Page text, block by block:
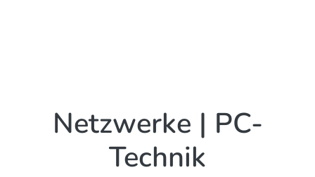
Netzwerke | PC-
Technik